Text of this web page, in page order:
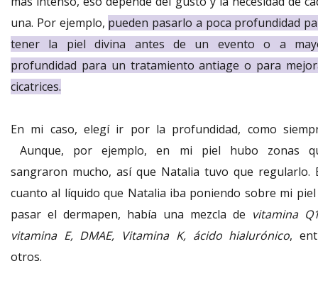
una. Por ejemplo, pueden pasarlo a poca profundidad
tener la piel divina antes de un evento o a
profundidad para un tratamiento antiage o para
cicatrices.
En mi caso, elegí ir por la profundidad, como
Aunque, por ejemplo, en mi piel hubo zonas
sangraron mucho, así que Natalia tuvo que regularlo.
cuanto al líquido que Natalia iba poniendo sobre mi
pasar el dermapen, había una mezcla de vitamina
vitamina E, DMAE, Vitamina K, ácido hialurónico,
otros.